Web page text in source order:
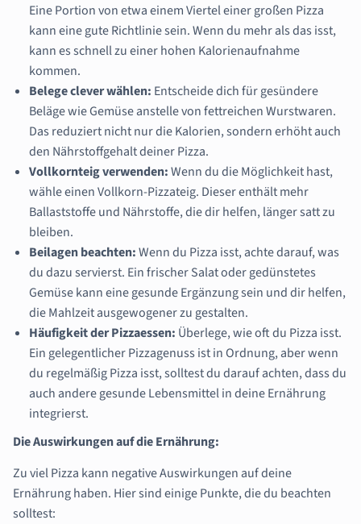
Eine Portion von etwa einem Viertel einer großen Pizza
kann eine gute Richtlinie sein. Wenn du mehr als das isst,
kann es schnell zu einer hohen Kalorienaufnahme
kommen.
Belege clever wählen: Entscheide dich für gesündere
Beläge wie Gemüse anstelle von fettreichen Wurstwaren.
Das reduziert nicht nur die Kalorien, sondern erhöht auch
den Nährstoffgehalt deiner Pizza.
Vollkornteig verwenden:Wenn du die Möglichkeit hast,
wähle einen Vollkorn-Pizzateig. Dieser enthält mehr
Ballaststoffe und Nährstoffe, die dir helfen, länger satt zu
bleiben.
Beilagen beachten:Wenn du Pizza isst, achte darauf, was
du dazu servierst. Ein frischer Salat oder gedünstetes
Gemüse kann eine gesunde Ergänzung sein und dir helfen,
die Mahlzeit ausgewogener zu gestalten.
Häufigkeit der Pizzaessen: Überlege, wie oft du Pizza isst.
Ein gelegentlicher Pizzagenuss ist in Ordnung, aber wenn
du regelmäßig Pizza isst, solltest du darauf achten, dass du
auch andere gesunde Lebensmittel in deine Ernährung
integrierst.
Die Auswirkungen auf die Ernährung:
Zu viel Pizza kann negative Auswirkungen auf deine
Ernährung haben. Hier sind einige Punkte, die du beachten
solltest: